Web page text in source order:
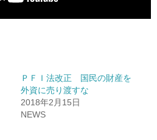
ＰＦＩ法改正 国民の財産を
外資に売り渡すな
2018年2月15日
NEWS